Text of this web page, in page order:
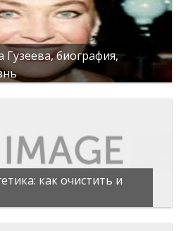
биография,
как очистить и